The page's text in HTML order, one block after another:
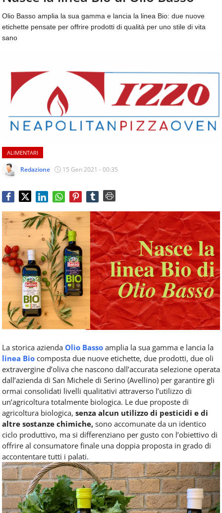
aggiornamenti
quotidiani
su
temi
food
&
beverage,
e
articoli
sul
mondo
dell'alimentazione,
consumi
fuoricasa,
del
Food
Service
e
tutte
le
novità
comparto
Horeca.
CONTATTI
Olio Basso amplia la sua gamma e lancia la linea Bio: due nuove
etichette pensate per offrire prodotti di qualità per uno stile di vita
sano
ALIMENTARI
Redazione 15 Gen 2021 - 00:35
La storica azienda Olio Basso amplia la sua gamma e lancia la
linea Bio composta due nuove etichette, due prodotti, due oli
extravergine d’oliva che nascono dall’accurata selezione operata
dall’azienda di San Michele di Serino (Avellino) per garantire gli
ormai consolidati livelli qualitativi attraverso l’utilizzo di
un’agricoltura totalmente biologica. Le due proposte di
agricoltura biologica, senza alcun utilizzo di pesticidi e di
altre sostanze chimiche, sono accomunate da un identico
ciclo produttivo, ma si differenziano per gusto con l’obiettivo di
offrire al consumatore finale una doppia proposta in grado di
accontentare tutti i palati.